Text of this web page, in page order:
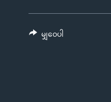
တရုတ်
အစ္စရေး-ပါလက်စတိုင်း
ရပ်ဝန်းတခု လမ်းတခု အလွန်
အင်္ဂလိပ်စာလေ့လာမယ်
မျှဝေပါ